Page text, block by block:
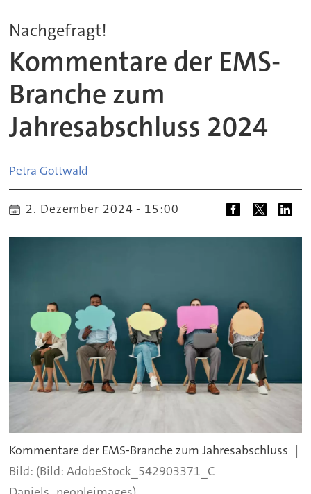
Nachgefragt!
Kommentare der EMS-
Branche zum
Jahresabschluss 2024
Petra Gottwald
2. Dezember 2024 - 15:00
Kommentare der EMS-Branche zum Jahresabschluss
(Bild: AdobeStock_542903371_C